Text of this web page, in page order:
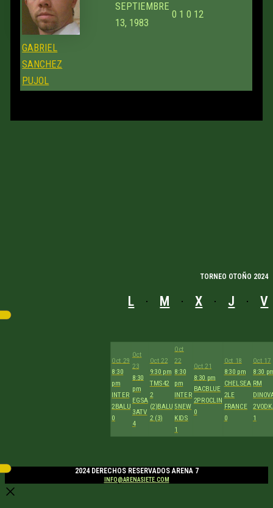
GABRIEL
SANCHEZ
PUJOL
SEPTIEMBRE
13, 1983
0 1 0 12
TORNEO OTOÑO 2024
L M X J V
Oct 29
8:30
pm
INTER
2BALU
0
Oct
23
8:30
pm
EGSA
3ATV
4
Oct 22
9:30 pm
TMS42
2
(2)BALU
2 (3)
Oct
22
8:30
pm
INTER
5NEW
KIDS
1
Oct 21
8:30 pm
BACBLUE
2PROCLIN
0
Oct 18
8:30 pm
CHELSEA
2LE
FRANCE
0
Oct 17
8:30
RM
2
1
2024 DERECHOS RESERVADOS ARENA 7
INFO@ARENASIETE.COM